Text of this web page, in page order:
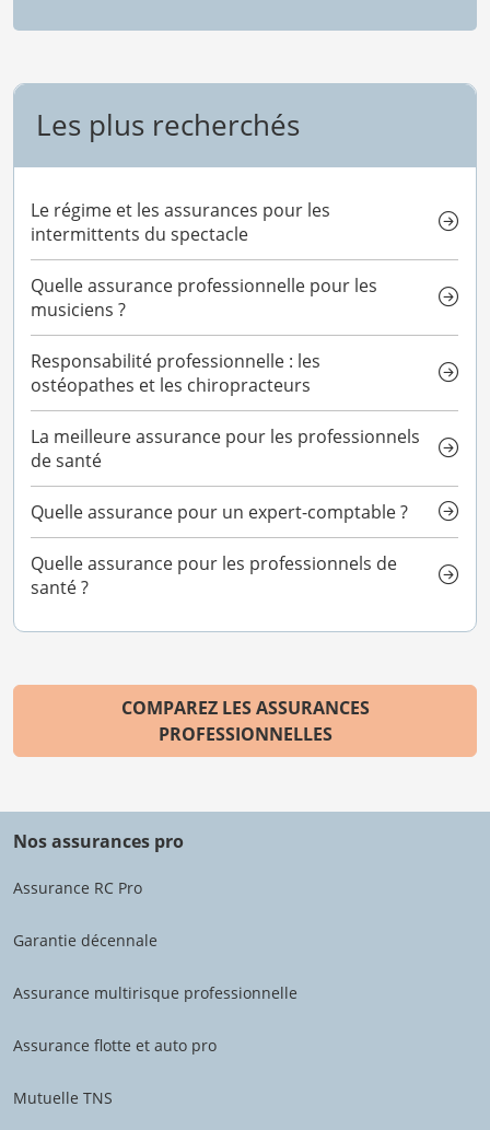
Les plus recherchés
Le régime et les assurances pour les
intermittents du spectacle
Quelle assurance professionnelle pour les
musiciens ?
Responsabilité professionnelle : les
ostéopathes et les chiropracteurs
La meilleure assurance pour les professionnels
de santé
Quelle assurance pour un expert-comptable ?
Quelle assurance pour les professionnels de
santé ?
COMPAREZ LES ASSURANCES
PROFESSIONNELLES
Nos assurances pro
Assurance RC Pro
Garantie décennale
Assurance multirisque professionnelle
Assurance flotte et auto pro
Mutuelle TNS